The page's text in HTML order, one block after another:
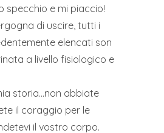
specchio e mi piaccio!
di uscire, tutti i
elencati son
a livello fisiologico e
storia…non abbiate
il coraggio per le
il vostro corpo.